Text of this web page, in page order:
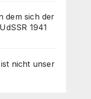
dem sich der
1941
nicht unser